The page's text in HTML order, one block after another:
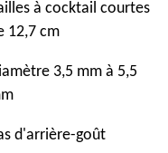
à cocktail courtes
12,7 cm
3,5 mm à 5,5
d'arrière-goût